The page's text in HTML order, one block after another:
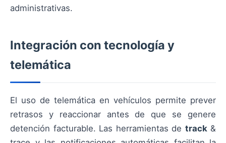
administrativas.
Integración con tecnología y
telemática
El uso de telemática en vehículos permite prever
retrasos y reaccionar antes de que se genere
detención facturable. Las herramientas de track&